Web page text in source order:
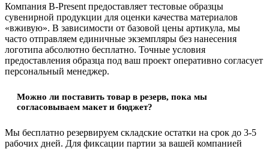
Компания B-Present предоставляет тестовые образцы
сувенирной продукции для оценки качества материалов
«вживую». В зависимости от базовой цены артикула, мы
часто отправляем единичные экземпляры без нанесения
логотипа абсолютно бесплатно. Точные условия
предоставления образца под ваш проект оперативно согласует
персональный менеджер.
Можно ли поставить товар в резерв, пока мы
согласовываем макет и бюджет?
Мы бесплатно резервируем складские остатки на срок до 3-5
рабочих дней. Для фиксации партии за вашей компанией